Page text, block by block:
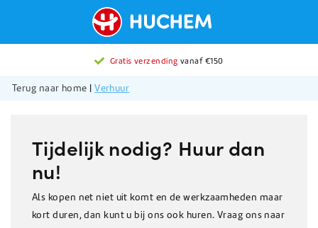
Gratis verzending vanaf €150
2776 beoordelingenmet gemiddeld een
Terug naar home |Verhuur
Tijdelijk nodig? Huur dan
nu!
Als kopen net niet uit komt en de werkzaamheden maar
kort duren, dan kunt u bij ons ook huren. Vraag ons naar